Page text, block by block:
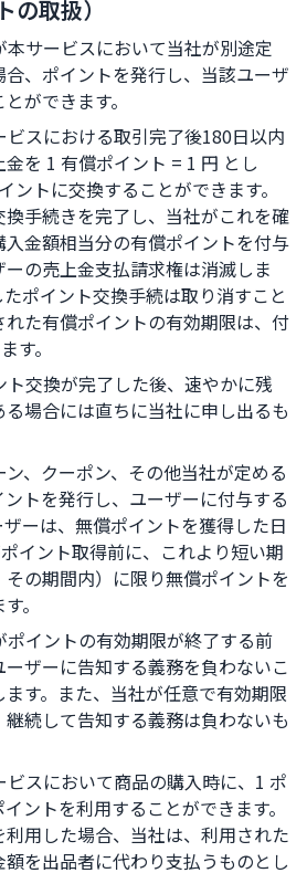
取扱）
サービスにおいて当社が別途定
、ポイントを発行し、当該ユーザ
ができます。
スにおける取引完了後180日以内
を 1 有償ポイント = 1 円 とし
ントに交換することができます。
手続きを完了し、当社がこれを確
金額相当分の有償ポイントを付与
の売上金支払請求権は消滅しま
ポイント交換手続は取り消すこと
た有償ポイントの有効期限は、付
す。
交換が完了した後、速やかに残
場合には直ちに当社に申し出るも
、クーポン、その他当社が定める
トを発行し、ユーザーに付与する
ーは、無償ポイントを獲得した日
イント取得前に、これより短い期
の期間内）に限り無償ポイントを
。
ポイントの有効期限が終了する前
ザーに告知する義務を負わないこ
す。また、当社が任意で有効期限
続して告知する義務は負わないも
スにおいて商品の購入時に、1 ポ
ントを利用することができます。
用した場合、当社は、利用された
を出品者に代わり支払うものとし